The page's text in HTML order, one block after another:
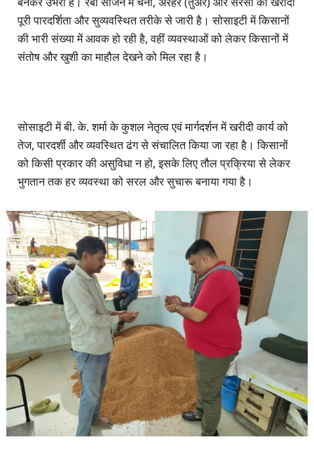
पूरी पारदर्शिता और सुव्यवस्थित तरीके से जारी है। सोसाइटी में किसानों
की भारी संख्या में आवक हो रही है, वहीं व्यवस्थाओं को लेकर किसानों में
संतोष और खुशी का माहौल देखने को मिल रहा है।
सोसाइटी में बी. के. शर्मा के कुशल नेतृत्व एवं मार्गदर्शन में खरीदी कार्य को
तेज, पारदर्शी और व्यवस्थित ढंग से संचालित किया जा रहा है। किसानों
को किसी प्रकार की असुविधा न हो, इसके लिए तौल प्रक्रिया से लेकर
भुगतान तक हर व्यवस्था को सरल और सुचारू बनाया गया है।